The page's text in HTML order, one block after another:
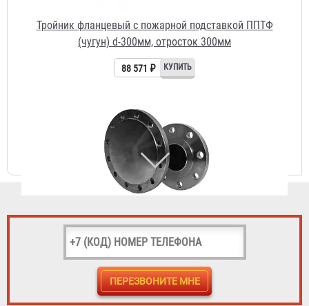
Заглушка фланцевая d-300мм
15 340 ₽